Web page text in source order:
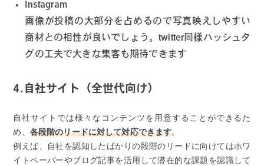
Instagram
画像が投稿の大部分を占めるので写真映えしやすい
商材との相性が良いでしょう。twitter同様ハッシュタ
グの工夫で大きな集客も期待できます
4.自社サイト（全世代向け）
自社サイトでは様々なコンテンツを用意することができるた
め、 各段階のリードに対して対応できます。
例えば、自社を認知したばかりの段階のリードに向けてはホワ
イトペーパーやブログ記事を活用して潜在的な課題を認識して